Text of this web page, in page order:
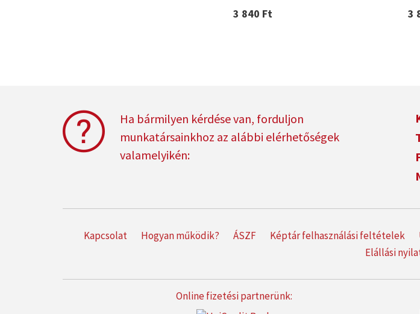
3 840 Ft
3
Ha bármilyen kérdése van, forduljon
munkatársainkhoz az alábbi elérhetőségek
valamelyikén:
Kapcsolat Hogyan működik? ÁSZF Képtár felhasználási feltételek
Elállási
Online fizetési partnerünk: